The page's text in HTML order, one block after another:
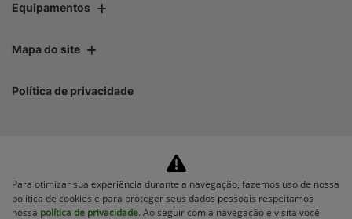
Equipamentos
Mapa do site
Política de privacidade
No trânsito, enxergar o outro
salva vidas.
Para otimizar sua experiência durante a navegação, fazemos uso de nossa
política de cookies e para proteger seus dados pessoais respeitamos
nossa política de privacidade. Ao seguir com a navegação e visita você